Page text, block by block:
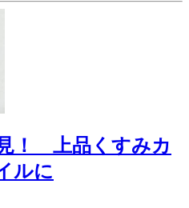
！ 上品くすみカ
ルに